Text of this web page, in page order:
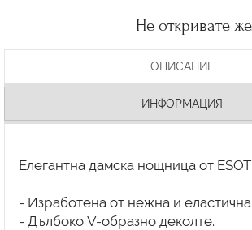
Не откривате
ОПИСАНИЕ
ИНФОРМАЦИЯ
Елегантна дамска нощница от
- Изработена от нежна и
- Дълбоко V-образно деколте.